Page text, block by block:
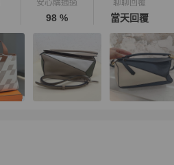
安心購通過
98 %
聊聊回覆
當天回覆